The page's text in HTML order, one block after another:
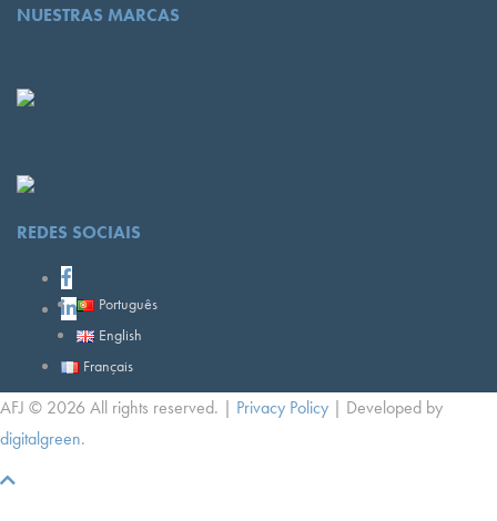
NUESTRAS MARCAS
REDES SOCIAIS
Português
English
Français
AFJ © 2026 All rights reserved. | Privacy Policy | Developed by
digitalgreen.